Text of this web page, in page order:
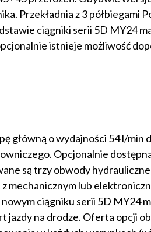
Przekładnia z 3
ciągniki serii 5D MY24
istnieje możliwość
główną o wydajności 54 l/min
Opcjonalnie
są trzy obwody
mechanicznym lub
ciągniku serii 5D MY24
jazdy na drodze. Oferta opcji